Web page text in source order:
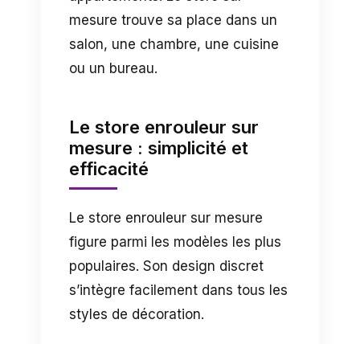
mesure trouve sa place dans un
salon, une chambre, une cuisine
ou un bureau.
Le store enrouleur sur
mesure : simplicité et
efficacité
Le store enrouleur sur mesure
figure parmi les modèles les plus
populaires. Son design discret
s’intègre facilement dans tous les
styles de décoration.